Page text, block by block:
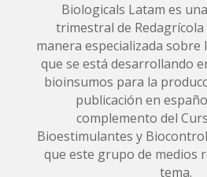
Biologicals Latam es
trimestral de
manera especializada sobre
que se está desarrollando
bioinsumos para la
publicación en
complemento del
Bioestimulantes y
que este grupo de medios
tema.